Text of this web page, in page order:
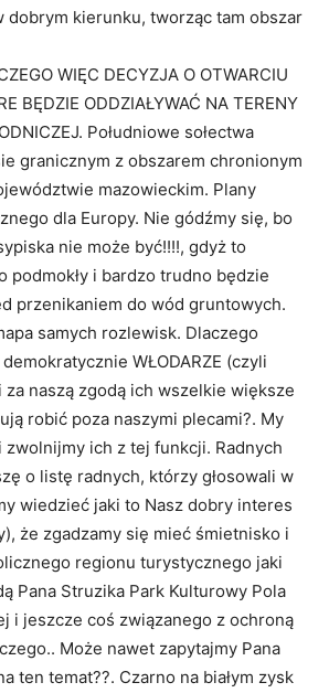
dobrym kierunku, tworząc tam obszar
WIĘC DECYZJA O OTWARCIU
BĘDZIE ODDZIAŁYWAĆ NA TERENY
Południowe sołectwa
granicznym z obszarem chronionym
mazowieckim. Plany
dla Europy. Nie gódźmy się, bo
nie może być!!!!, gdyż to
podmokły i bardzo trudno będzie
przenikaniem do wód gruntowych.
samych rozlewisk. Dlaczego
WŁODARZE (czyli
za naszą zgodą ich wszelkie większe
robić poza naszymi plecami?. My
zwolnijmy ich z tej funkcji. Radnych
o listę radnych, którzy głosowali w
wiedzieć jaki to Nasz dobry interes
że zgadzamy się mieć śmietnisko i
regionu turystycznego jaki
Pana Struzika Park Kulturowy Pola
i jeszcze coś związanego z ochroną
Może nawet zapytajmy Pana
ten temat??. Czarno na białym zysk